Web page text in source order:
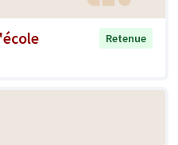
Retenue